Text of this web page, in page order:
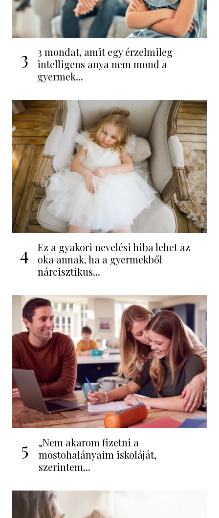
3
3 mondat, amit egy érzelmileg
intelligens anya nem mond a
gyermek...
4
Ez a gyakori nevelési hiba lehet az
oka annak, ha a gyermekből
nárcisztikus...
5
„Nem akarom fizetni a
mostohalányaim iskoláját,
szerintem...